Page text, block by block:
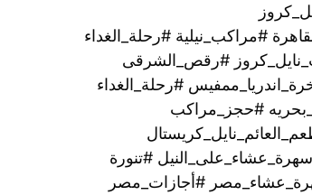
#مراكب_نيلية #رحلة_الغداء
#رقص_الشرقى
#رحلة_الغداء
#حجز_مراكب
#تنورة
#أجازات_مصر